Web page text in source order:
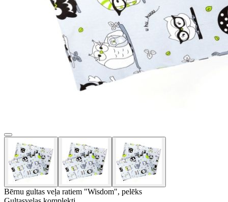
Bērnu gultas veļa ratiem "Wisdom", pelēks